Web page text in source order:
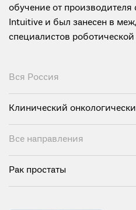
обучение от
Intuitive и был занесен в
специалистов
Вся Россия
Клинический
Все направления
Рак простаты